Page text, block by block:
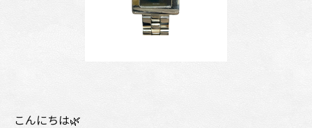
こんにちは🌿